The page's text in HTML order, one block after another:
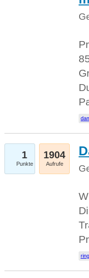
1
Punkte
1904
Aufrufe
ring